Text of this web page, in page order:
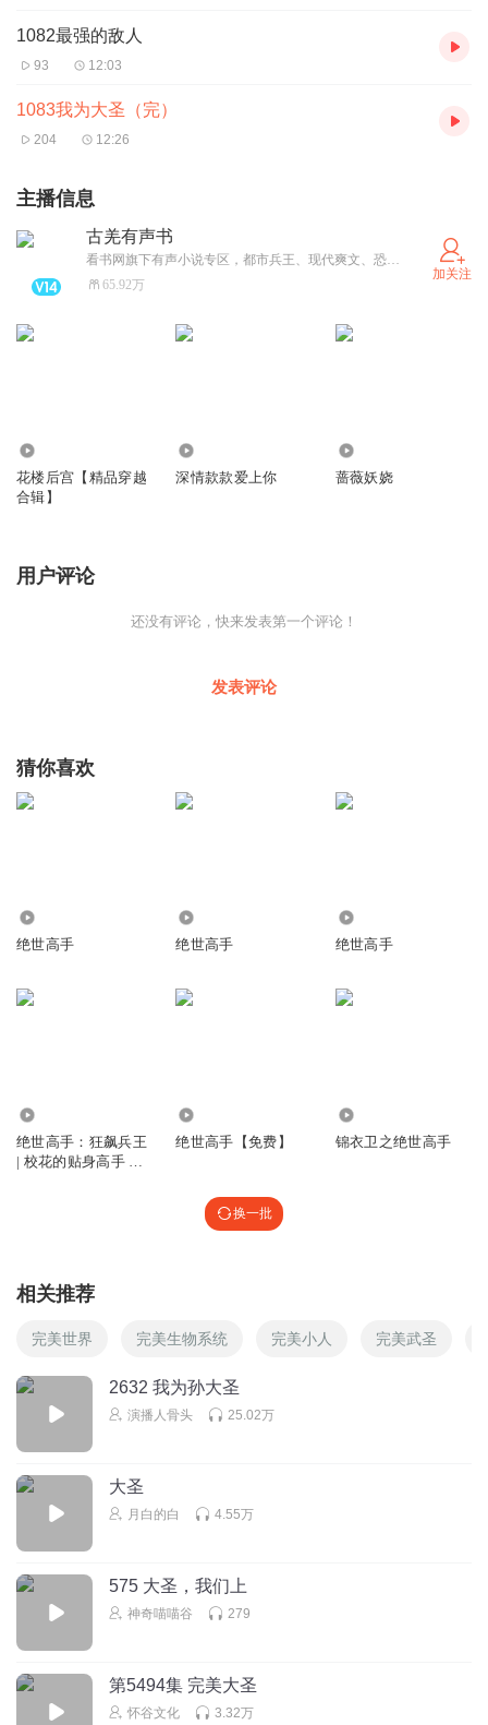
1082最强的敌人
93 12:03
1083我为大圣（完）
204 12:26
主播信息
古羌有声书
看书网旗下有声小说专区，都市兵王、现代爽文、恐怖灵异、情感言情应有尽有，关注你就等着听。喜欢主播的朋友，欢迎加入古羌有声书粉丝群941094639，我们在这里等着你哦。
65.92万
加关注
花楼后宫【精品穿越
合辑】
深情款款爱上你 蔷薇妖娆
用户评论
还没有评论，快来发表第一个评论！
发表评论
猜你喜欢
绝世高手 绝世高手 绝世高手
绝世高手：狂飙兵王
| 校花的贴身高手 绝
绝世高手【免费】 锦衣卫之绝世高手
换一批
相关推荐
完美世界 完美生物系统 完美小人 完美武圣
2632 我为孙大圣
演播人骨头 25.02万
大圣
月白的白 4.55万
575 大圣，我们上
神奇喵喵谷 279
第5494集 完美大圣
怀谷文化 3.32万